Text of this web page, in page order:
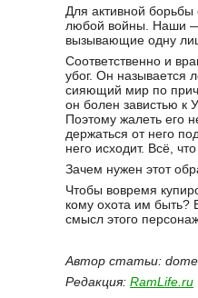
Для активной борьбы
любой войны. Наши —
вызывающие одну
Соответственно и
убог. Он называется
сияющий мир по
он болен завистью к
Поэтому жалеть его
держаться от него
него исходит. Всё,
Зачем нужен этот
Чтобы вовремя
кому охота им быть?
смысл этого
Автор статьи:
Редакция: RamLife.ru